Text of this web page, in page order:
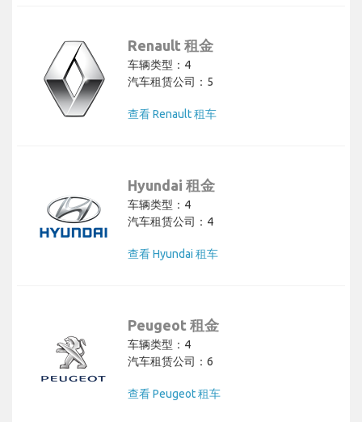
Renault 租金
车辆类型：4
汽车租赁公司：5
查看 Renault 租车
Hyundai 租金
车辆类型：4
汽车租赁公司：4
查看 Hyundai 租车
Peugeot 租金
车辆类型：4
汽车租赁公司：6
查看 Peugeot 租车